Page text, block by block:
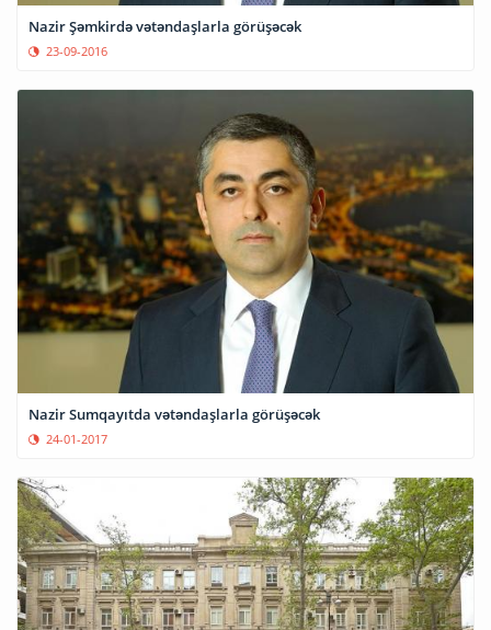
Nazir Şəmkirdə vətəndaşlarla görüşəcək
23-09-2016
Nazir Sumqayıtda vətəndaşlarla görüşəcək
24-01-2017